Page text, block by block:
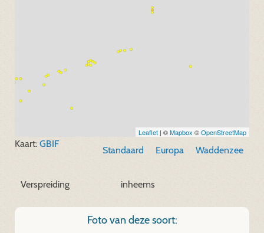
Leaflet | ©Mapbox ©OpenStreetMap
Standaard Europa Waddenzee
Kaart: GBIF
Verspreiding inheems
Foto van deze soort: